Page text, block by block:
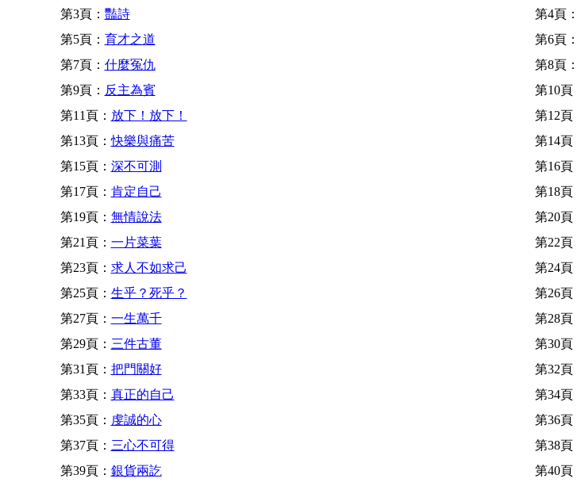
第3頁： 豔詩 第4頁：
第5頁： 育才之道 第6頁：
第7頁： 什麼冤仇 第8頁：
第9頁： 反主為賓 第10頁
第11頁： 放下！放下！ 第12頁
第13頁：快樂與痛苦 第14頁
第15頁： 深不可測 第16頁
第17頁： 肯定自己 第18頁
第19頁： 無情說法 第20頁
第21頁： 一片菜葉 第22頁
第23頁： 求人不如求己 第24頁
第25頁： 生乎？死乎？ 第26頁
第27頁： 一生萬千 第28頁
第29頁： 三件古董 第30頁
第31頁： 把門關好 第32頁
第33頁： 真正的自己 第34頁
第35頁： 虔誠的心 第36頁
第37頁： 三心不可得 第38頁
第39頁： 銀貨兩訖 第40頁